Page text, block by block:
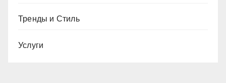
Тренды и Стиль
Услуги